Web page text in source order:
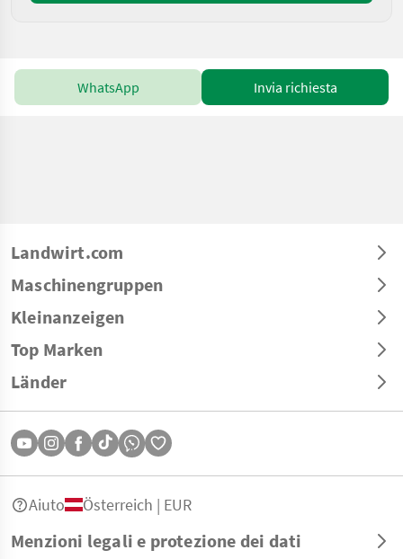
WhatsApp Invia richiesta
Landwirt.com
Maschinengruppen
Kleinanzeigen
Top Marken
Länder
Menzioni legali e protezione dei dati
Aiuto Österreich | EUR